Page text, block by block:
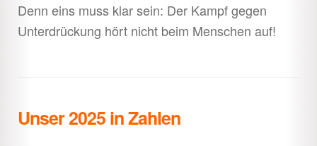
Denn eins muss klar sein: Der Kampf gegen
Unterdrückung hört nicht beim Menschen auf!
Unser 2025 in Zahlen